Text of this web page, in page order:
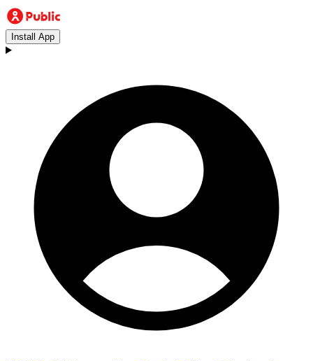
Install App